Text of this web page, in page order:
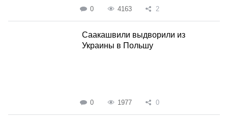
0 4163 2
Саакашвили выдворили из
Украины в Польшу
0 1977 0